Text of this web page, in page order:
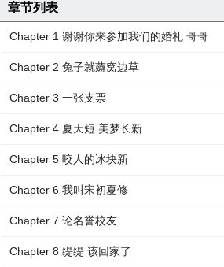
章节列表
Chapter 1 谢谢你来参加我们的婚礼 哥哥
Chapter 2 兔子就薅窝边草
Chapter 3 一张支票
Chapter 4 夏天短 美梦长新
Chapter 5 咬人的冰块新
Chapter 6 我叫宋初夏修
Chapter 7 论名誉校友
Chapter 8 缇缇 该回家了